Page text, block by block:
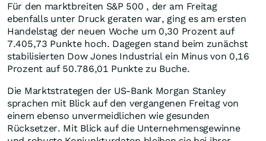
Für den marktbreiten S&P 500 , der am Freitag
ebenfalls unter Druck geraten war, ging es am ersten
Handelstag der neuen Woche um 0,30 Prozent auf
7.405,73 Punkte hoch. Dagegen stand beim zunächst
stabilisierten Dow Jones Industrial ein Minus von 0,16
Prozent auf 50.786,01 Punkte zu Buche.
Die Marktstrategen der US-Bank Morgan Stanley
sprachen mit Blick auf den vergangenen Freitag von
einem ebenso unvermeidlichen wie gesunden
Rücksetzer. Mit Blick auf die Unternehmensgewinne